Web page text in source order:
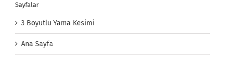
Sayfalar
3 Boyutlu Yama Kesimi
Ana Sayfa